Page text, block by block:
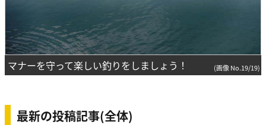
マナーを守って楽しい釣りをしましょう！ (画像 No.19/19)
最新の投稿記事(全体)